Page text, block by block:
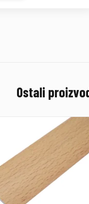
Ostali